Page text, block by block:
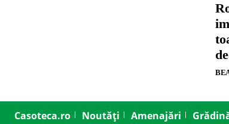
Casoteca.ro Noutăți Amenajări